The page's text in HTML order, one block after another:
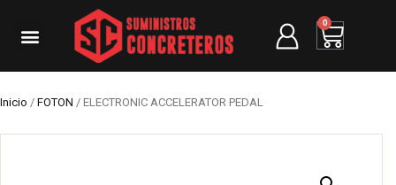
0
Inicio / FOTON / ELECTRONIC ACCELERATOR PEDAL